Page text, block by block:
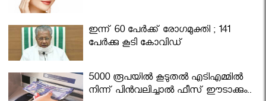
ഇന്ന് 60 പേർക്ക് രോഗമുക്തി ; 141
പേര്‍ക്കു കൂടി കോവിഡ്
5000 രൂപയിൽ കൂടുതൽ എടിഎമ്മിൽ
നിന്ന് പിൻവലിച്ചാൽ ഫീസ് ഈടാക്കും..